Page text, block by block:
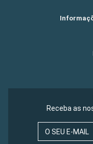
Receba as
O SEU E-MAIL